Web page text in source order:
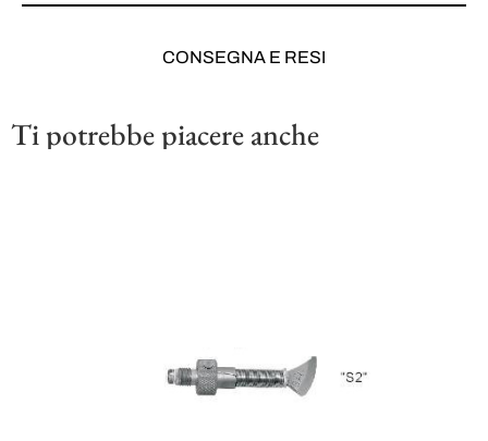
CONSEGNA E RESI
Ti potrebbe piacere anche